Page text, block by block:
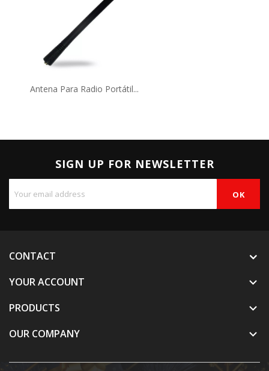
Antena Para Radio Portátil...
SIGN UP FOR NEWSLETTER
CONTACT
YOUR ACCOUNT

PRODUCTS 
OUR COMPANY 